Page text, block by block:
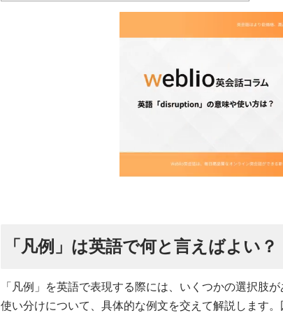
「凡例」は英語で何と言えばよい？
「凡例」を英語で表現する際には、いくつかの選択肢
使い分けについて、具体的な例文を交えて解説します